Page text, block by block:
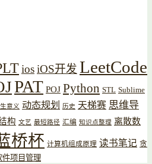
iosiOS开发 LeetCode
PAT POJ Python STL Sublime
意义 动态规划 历史 天梯赛 思维导
构 文艺 最短路径 汇编 知识点整理 离散数
桥杯 计算机组成原理 读书笔记 贪
件项目管理